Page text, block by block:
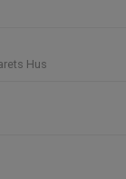
Hus